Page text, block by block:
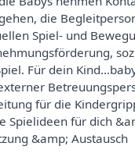
die
Spiel- und
Für dein
für die
Spielideen für dich
&amp; Austausch